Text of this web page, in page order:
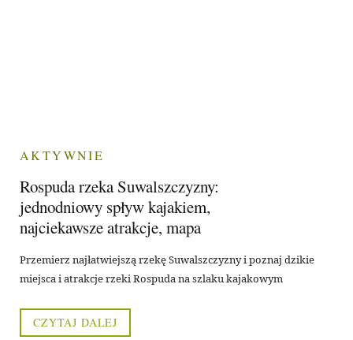
AKTYWNIE
Rospuda rzeka Suwalszczyzny:
jednodniowy spływ kajakiem,
najciekawsze atrakcje, mapa
Przemierz najłatwiejszą rzekę Suwalszczyzny i poznaj dzikie
miejsca i atrakcje rzeki Rospuda na szlaku kajakowym
CZYTAJ DALEJ